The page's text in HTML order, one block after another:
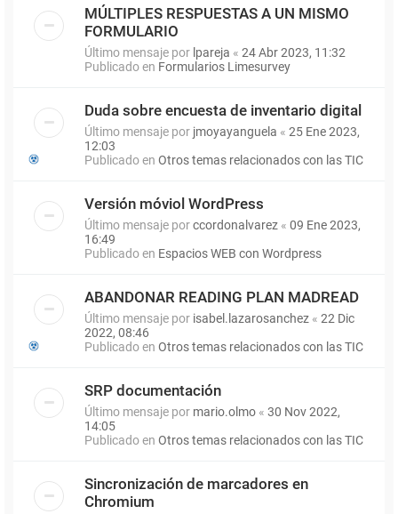
MÚLTIPLES RESPUESTAS A UN MISMO
FORMULARIO
Último mensaje por lpareja « 24 Abr 2023, 11:32
Publicado en Formularios Limesurvey
Duda sobre encuesta de inventario digital
Último mensaje por jmoyayanguela « 25 Ene 2023,
12:03
Publicado en Otros temas relacionados con las TIC
Versión móviol WordPress
Último mensaje porccordonalvarez « 09 Ene 2023,
16:49
Publicado en Espacios WEB con Wordpress
ABANDONAR READING PLAN MADREAD
Último mensaje por isabel.lazarosanchez « 22 Dic
2022, 08:46
Publicado en Otros temas relacionados con las TIC
SRP documentación
Último mensaje por mario.olmo « 30 Nov 2022,
14:05
Publicado en Otros temas relacionados con las TIC
Sincronización de marcadores en
Chromium